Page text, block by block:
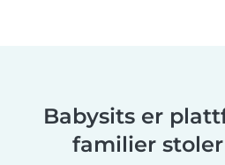
Babysits er
familier